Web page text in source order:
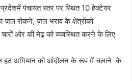
प्रदेशमें पंचायत स्तर पर स्थित 10 हेक्टेयर
जल रोकने, जल भराव के क्षेत्रोंको
ओर की मेढ़ को व्यवस्थित करने के लिए
हठ अभियान को आंदोलन के रूप में चलाने के